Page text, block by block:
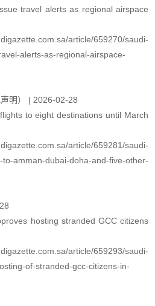
travel alerts as regional airspace
article/659270/saudi-
alerts-as-regional-airspace-
明） | 2026-02-28
to eight destinations until March
article/659281/saudi-
amman-dubai-doha-and-five-other-
hosting stranded GCC citizens
article/659293/saudi-
of-stranded-gcc-citizens-in-